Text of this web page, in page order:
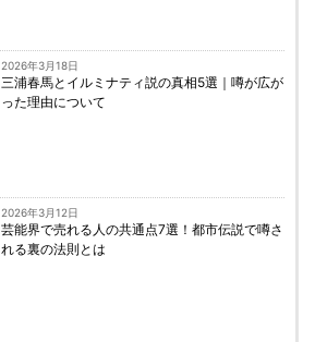
2026年3月18日
三浦春馬とイルミナティ説の真相5選｜噂が広が
った理由について
2026年3月12日
芸能界で売れる人の共通点7選！都市伝説で噂さ
れる裏の法則とは